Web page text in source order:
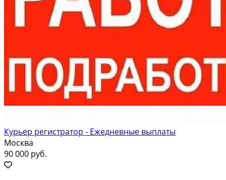
Курьер регистратор - Ежедневные выплаты
Москва
90 000 руб.